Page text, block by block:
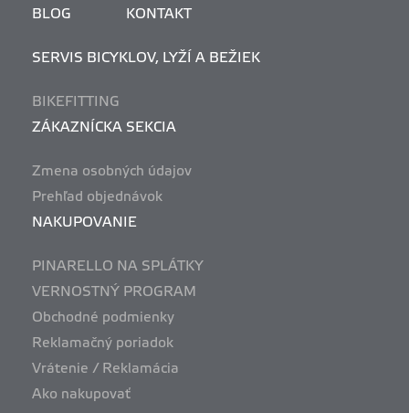
BLOG KONTAKT
SERVIS BICYKLOV, LYŽÍ A BEŽIEK
BIKEFITTING
ZÁKAZNÍCKA SEKCIA
Zmena osobných údajov
Prehľad objednávok
NAKUPOVANIE
PINARELLO NA SPLÁTKY
VERNOSTNÝ PROGRAM
Obchodné podmienky
Reklamačný poriadok
Vrátenie / Reklamácia
Ako nakupovať